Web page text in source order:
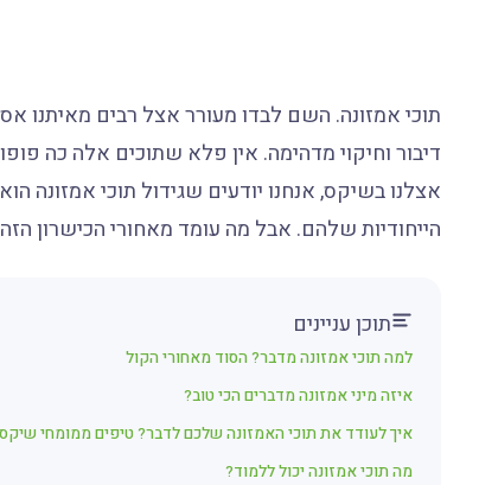
תוכי אמזונה. השם לבדו מעורר אצל רבים מאיתנו
דיבור וחיקוי מדהימה. אין פלא שתוכים אלה כה
אצלנו בשיקס, אנחנו יודעים שגידול תוכי אמזונה
הייחודיות שלהם. אבל מה עומד מאחורי הכישרון
תוכן עניינים
למה תוכי אמזונה מדבר? הסוד מאחורי הקול
איזה מיני אמזונה מדברים הכי טוב?
איך לעודד את תוכי האמזונה שלכם לדבר? טיפים ממומחי שיקס
מה תוכי אמזונה יכול ללמוד?